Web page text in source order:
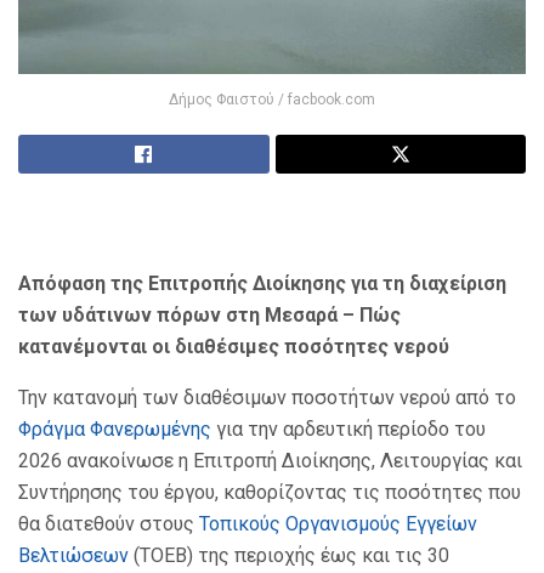
Δήμος Φαιστού / facbook.com
Απόφαση της Επιτροπής Διοίκησης για τη διαχείριση
των υδάτινων πόρων στη Μεσαρά – Πώς
κατανέμονται οι διαθέσιμες ποσότητες νερού
Την κατανομή των διαθέσιμων ποσοτήτων νερού από το
Φράγμα Φανερωμένης για την αρδευτική περίοδο του
2026 ανακοίνωσε η Επιτροπή Διοίκησης, Λειτουργίας και
Συντήρησης του έργου, καθορίζοντας τις ποσότητες που
θα διατεθούν στους Τοπικούς Οργανισμούς Εγγείων
Βελτιώσεων (ΤΟΕΒ) της περιοχής έως και τις 30